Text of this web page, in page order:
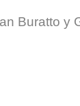
Buratto y